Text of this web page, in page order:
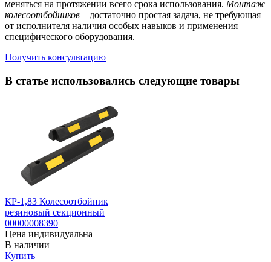
меняться на протяжении всего срока использования. Монтаж
колесоотбойников – достаточно простая задача, не требующая
от исполнителя наличия особых навыков и применения
специфического оборудования.
Получить консультацию
В статье использовались следующие товары
КР-1,83 Колесоотбойник
резиновый секционный
00000008390
Цена индивидуальна
В наличии
Купить